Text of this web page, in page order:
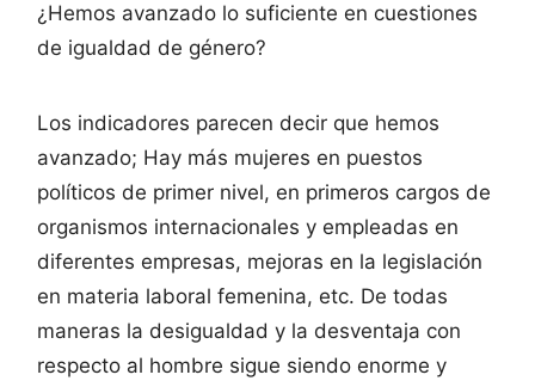
¿Hemos avanzado lo suficiente en cuestiones
de igualdad de género?
Los indicadores parecen decir que hemos
avanzado; Hay más mujeres en puestos
políticos de primer nivel, en primeros cargos de
organismos internacionales y empleadas en
diferentes empresas, mejoras en la legislación
en materia laboral femenina, etc. De todas
maneras la desigualdad y la desventaja con
respecto al hombre sigue siendo enorme y